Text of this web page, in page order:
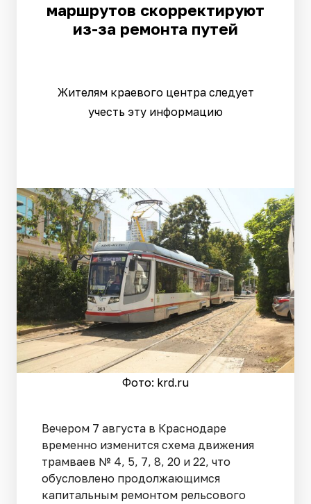
маршрутов скорректируют
из-за ремонта путей
Жителям краевого центра следует
учесть эту информацию
Фото: krd.ru
Вечером 7 августа в Краснодаре
временно изменится схема движения
трамваев № 4, 5, 7, 8, 20 и 22, что
обусловлено продолжающимся
капитальным ремонтом рельсового